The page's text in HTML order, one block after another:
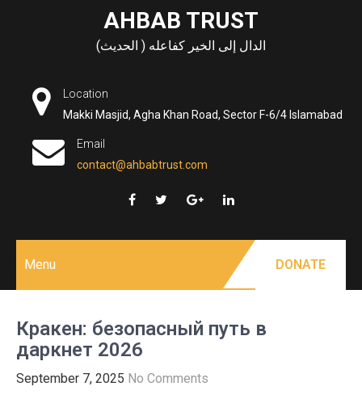
AHBAB TRUST
الدال إلى الخير كفاعله ( الحديث)
Location
Makki Masjid, Agha Khan Road, Sector F-6/4 Islamabad
Email
contact@ahbabtrust.com
Menu DONATE
Кракен: безопасный путь в
даркнет 2026
September 7, 2025 No Comments